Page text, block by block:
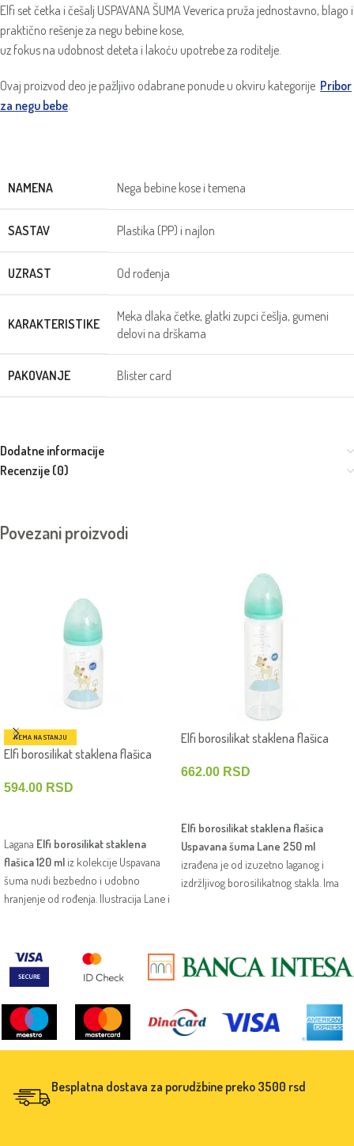
Elfi set četka i češalj USPAVANA ŠUMA Veverica pruža jednostavno, blago i
praktično rešenje za negu bebine kose,
uz fokus na udobnost deteta i lakoću upotrebe za roditelje.
Ovaj proizvod deo je pažljivo odabrane ponude u okviru kategorije Pribor
za negu bebe.
NAMENA Nega bebine kose i temena
SASTAV Plastika (PP) i najlon
UZRAST Od rođenja
KARAKTERISTIKE
Meka dlaka četke, glatki zupci češlja, gumeni
delovi na drškama
PAKOVANJE Blister card
Dodatne informacije
Recenzije (0)
Povezani proizvodi
NEMA NA STANJU
Elfi borosilikat staklena flašica
594.00 RSD
Lagana Elfi borosilikat staklena
flašica 120 ml iz kolekcije Uspavana
šuma nudi bezbedno i udobno
hranjenje od rođenja. Ilustracija Lane i
Elfi borosilikat staklena flašica
662.00 RSD
Elfi borosilikat staklena flašica
Uspavana šuma Lane 250 ml
izrađena je od izuzetno laganog i
izdržljivog borosilikatnog stakla. Ima
svakodnevno korišćenje od rođenja.
Besplatna dostava za porudžbine preko 3500 rsd